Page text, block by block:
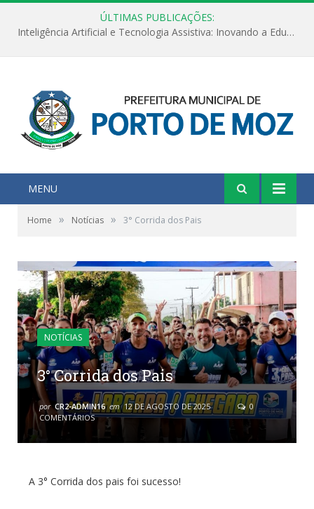
ÚLTIMAS PUBLICAÇÕES:
De volta às aulas!
MENU
Home » Notícias » 3° Corrida dos Pais
NOTÍCIAS
3° Corrida dos Pais
por CR2-ADMIN16 em 12 DE AGOSTO DE 2025
0
COMENTÁRIOS
A 3° Corrida dos pais foi sucesso!